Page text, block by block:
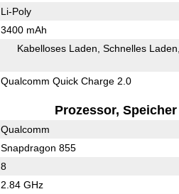
Li-Poly
3400 mAh
Kabelloses Laden Schnelles Laden
Qualcomm Quick Charge 2.0
Prozessor, Speicher
Qualcomm
Snapdragon 855
8
2.84 GHz